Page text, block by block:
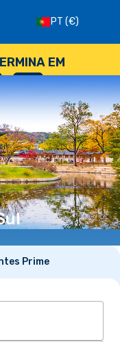
PT (€)
EM
: --
SEGUNDOS
Prime